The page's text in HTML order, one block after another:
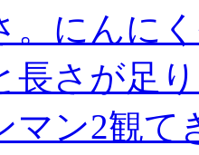
。にんに
長さが足
マン2観て